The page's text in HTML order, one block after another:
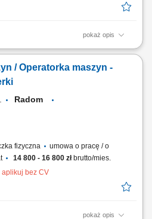
pokaż opis
obsługiwać zamówienia klientów i
na podstawie otrzymanej listy.
ciężarówkach lub paletach, w
/ Operatorka maszyn -
Radom
fizyczna
umowa o pracę / o
14 800 - 16 800 złbrutto/mies.
aplikuj bez CV
pokaż opis